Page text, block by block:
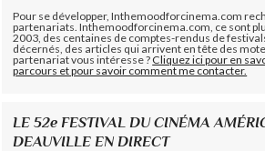
Pour se développer, Inthemoodforcinema.com
partenariats. Inthemoodforcinema.com, ce sont
2003, des centaines de comptes-rendus de
décernés, des articles qui arrivent en tête des
partenariat vous intéresse ?Cliquez ici pour en
parcours et pour savoir comment me contacter.
LE 52e FESTIVAL DU CINÉMA
DEAUVILLE EN DIRECT